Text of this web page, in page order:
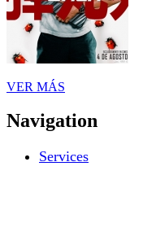
VER MÁS
Navigation
Services